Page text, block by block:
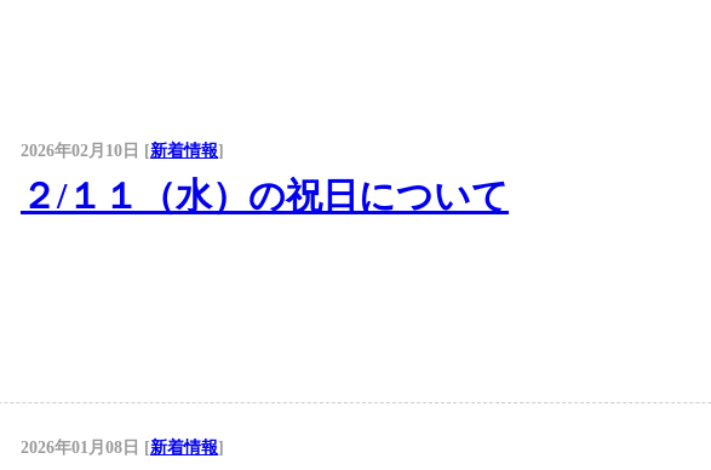
2026年02月10日 [新着情報]
２/１１（水）の祝日について
2026年01月08日 [新着情報]